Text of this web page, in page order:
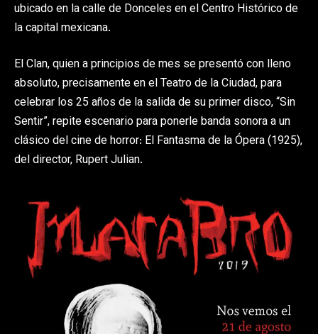
ubicado en la calle de Donceles en el Centro Histórico de
la capital mexicana.
El Clan, quien a principios de mes se presentó con lleno
absoluto, precisamente en el Teatro de la Ciudad, para
celebrar los 25 años de la salida de su primer disco, “Sin
Sentir”, repite escenario para ponerle banda sonora a un
clásico del cine de horror: El Fantasma de la Ópera (1925),
del director, Rupert Julian.